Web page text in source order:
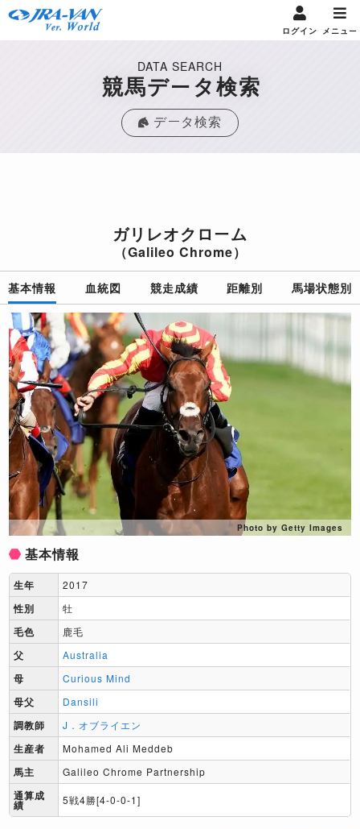
ログイン メニュー
DATA SEARCH
競馬データ検索
データ検索
ガリレオクローム
（Galileo Chrome）
基本情報 血統図 競走成績 距離別 馬場状態別
Photo by Getty Images
基本情報
生年 2017
性別 牡
毛色 鹿毛
父 Australia
母 Curious Mind
母父 Dansili
調教師 J．オブライエン
生産者 Mohamed Ali Meddeb
馬主 Galileo Chrome Partnership
通算成
績 5戦4勝[4-0-0-1]